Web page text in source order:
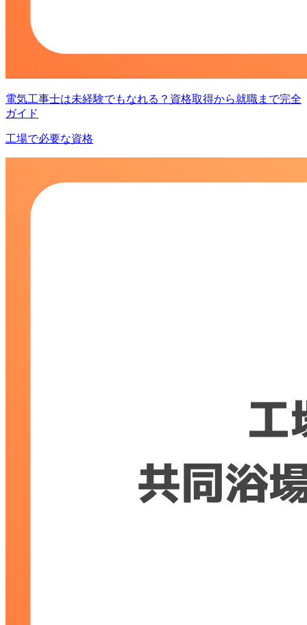
電気工事士は未経験でもなれる？資格取得から就職まで完全
ガイド
工場で必要な資格